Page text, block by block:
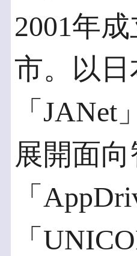
2001年
市。以
「
展開面
「
「